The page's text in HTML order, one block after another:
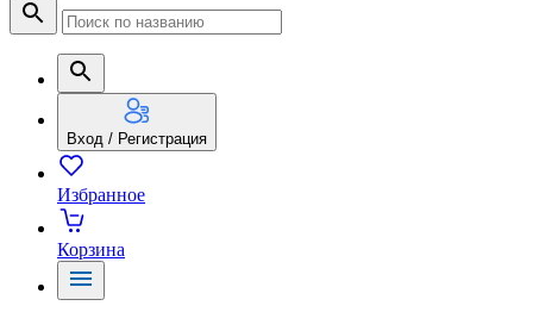
Вход / Регистрация
Избранное
Корзина